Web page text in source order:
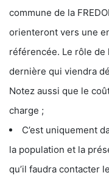
commune de la
orienteront vers une
référencée. Le rôle de
dernière qui viendra
Notez aussi que le
charge ;
C’est uniquement
la population et la
qu’il faudra contacter